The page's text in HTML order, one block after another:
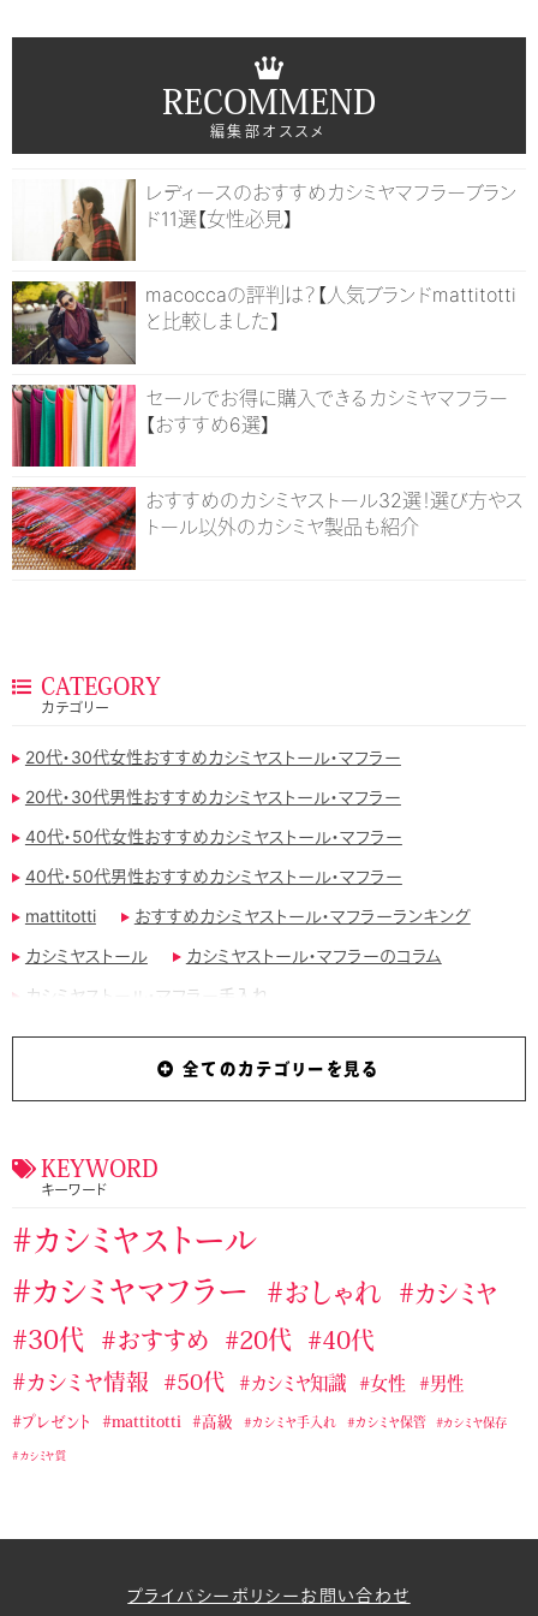
RECOMMEND
編集部オススメ
レディースのおすすめカシミヤマフラーブラン
ド11選【女性必見】
macoccaの評判は？【人気ブランドmattitotti
と比較しました】
セールでお得に購入できるカシミヤマフラー
【おすすめ6選】
おすすめのカシミヤストール32選！選び方やス
トール以外のカシミヤ製品も紹介
CATEGORY
カテゴリー
20代・30代女性おすすめカシミヤストール・マフラー
20代・30代男性おすすめカシミヤストール・マフラー
40代・50代女性おすすめカシミヤストール・マフラー
40代・50代男性おすすめカシミヤストール・マフラー
mattitotti
おすすめカシミヤストール・マフラーランキング
カシミヤストール
カシミヤストール・マフラーのコラム
カシミヤストール・マフラー手入れ
カシミヤストール・マフラー手編み
カシミヤストール・マフラー用ブラシ
カシミヤマフラー
テストカテゴリー１
バーバリーおすすめカシミヤストール・マフラー
ラルフローレンのおすすめカシミヤストール・マフラー
ランバンカシミヤストール・マフラー
無印良品のおすすめカシミヤストール・マフラー
全てのカテゴリーを見る
KEYWORD
キーワード
カシミヤストール
カシミヤマフラー
おしゃれ
カシミヤ
30代
おすすめ 20代 40代
カシミヤ情報 50代 カシミヤ知識 女性 男性
プレゼント mattitotti 高級 カシミヤ手入れ カシミヤ保管 カシミヤ保存
カシミヤ質
プライバシーポリシーお問い合わせ